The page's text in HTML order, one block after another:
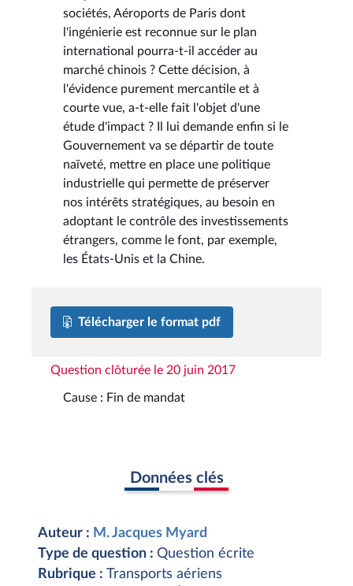
sociétés, Aéroports de Paris dont
l'ingénierie est reconnue sur le plan
international pourra-t-il accéder au
marché chinois ? Cette décision, à
l'évidence purement mercantile et à
courte vue, a-t-elle fait l'objet d'une
étude d'impact ? Il lui demande enfin si le
Gouvernement va se départir de toute
naïveté, mettre en place une politique
industrielle qui permette de préserver
nos intérêts stratégiques, au besoin en
adoptant le contrôle des investissements
étrangers, comme le font, par exemple,
les États-Unis et la Chine.
Télécharger le format pdf
Question clôturée le 20 juin 2017
Cause : Fin de mandat
Données clés
Auteur : M. Jacques Myard
Type de question : Question écrite
Rubrique : Transports aériens